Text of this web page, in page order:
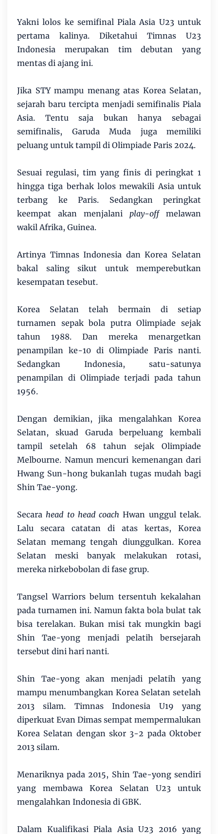
Yakni lolos ke semifinal Piala Asia U23 untuk
pertama kalinya. Diketahui Timnas U23
Indonesia merupakan tim debutan yang
mentas di ajang ini.
Jika STY mampu menang atas Korea Selatan,
sejarah baru tercipta menjadi semifinalis Piala
Asia. Tentu saja bukan hanya sebagai
semifinalis, Garuda Muda juga memiliki
peluang untuk tampil di Olimpiade Paris 2024.
Sesuai regulasi, tim yang finis di peringkat 1
hingga tiga berhak lolos mewakili Asia untuk
terbang ke Paris. Sedangkan peringkat
keempat akan menjalani play-offmelawan
wakil Afrika, Guinea.
Artinya Timnas Indonesia dan Korea Selatan
bakal saling sikut untuk memperebutkan
kesempatan tesebut.
Korea Selatan telah bermain di setiap
turnamen sepak bola putra Olimpiade sejak
tahun 1988. Dan mereka menargetkan
penampilan ke-10 di Olimpiade Paris nanti.
Sedangkan Indonesia, satu-satunya
penampilan di Olimpiade terjadi pada tahun
1956.
Dengan demikian, jika mengalahkan Korea
Selatan, skuad Garuda berpeluang kembali
tampil setelah 68 tahun sejak Olimpiade
Melbourne. Namun mencuri kemenangan dari
Hwang Sun-hong bukanlah tugas mudah bagi
Shin Tae-yong.
Secara head to head coach Hwan unggul telak.
Lalu secara catatan di atas kertas, Korea
Selatan memang tengah diunggulkan. Korea
Selatan meski banyak melakukan rotasi,
mereka nirkebobolan di fase grup.
Tangsel Warriors belum tersentuh kekalahan
pada turnamen ini. Namun fakta bola bulat tak
bisa terelakan. Bukan misi tak mungkin bagi
Shin Tae-yong menjadi pelatih bersejarah
tersebut dini hari nanti.
Shin Tae-yong akan menjadi pelatih yang
mampu menumbangkan Korea Selatan setelah
2013 silam. Timnas Indonesia U19 yang
diperkuat Evan Dimas sempat mempermalukan
Korea Selatan dengan skor 3-2 pada Oktober
2013 silam.
Menariknya pada 2015, Shin Tae-yong sendiri
yang membawa Korea Selatan U23 untuk
mengalahkan Indonesia di GBK.
Dalam Kualifikasi Piala Asia U23 2016 yang